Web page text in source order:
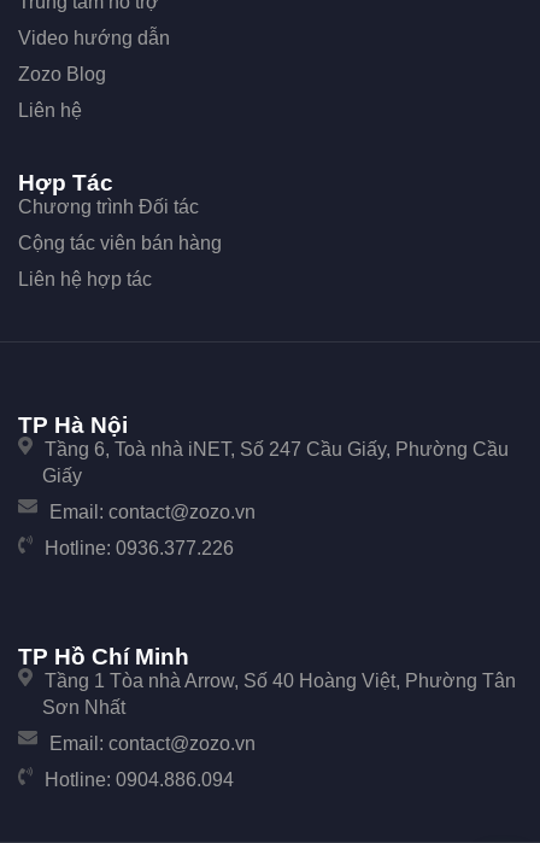
Video hướng dẫn
Zozo Blog
Liên hệ
Hợp Tác
Chương trình Đối tác
Cộng tác viên bán hàng
Liên hệ hợp tác
TP Hà Nội
Tầng 6, Toà nhà iNET, Số 247 Cầu Giấy, Phường Cầu
Giấy
Email: contact@zozo.vn
Hotline: 0936.377.226
TP Hồ Chí Minh
Tầng 1 Tòa nhà Arrow, Số 40 Hoàng Việt, Phường Tân
Sơn Nhất
Email: contact@zozo.vn
Hotline: 0904.886.094